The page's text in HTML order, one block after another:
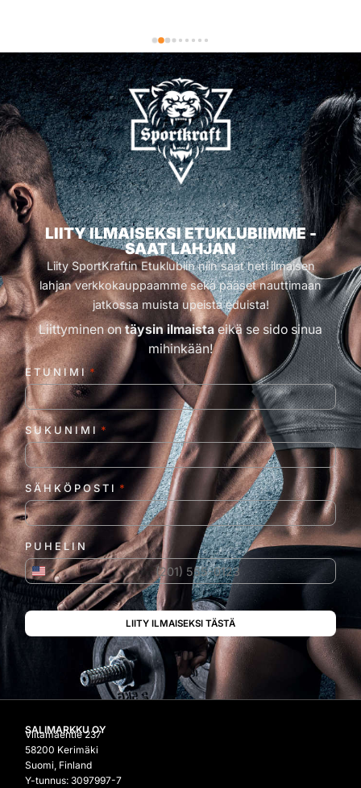
LIITY ILMAISEKSI ETUKLUBIIMME -
SAAT LAHJAN
Liity SportKraftin Etuklubiin niin saat heti ilmaisen
lahjan verkkokauppaamme sekä pääset nauttimaan
jatkossa muista upeista eduista!
Liittyminen ontäysin ilmaistaeikä se sido sinua
mihinkään!
ETUNIMI *
SUKUNIMI *
SÄHKÖPOSTI *
PUHELIN
Yhdysvallat +1
SALIMARKKU OY
Viitamäentie 237
58200 Kerimäki
Suomi, Finland
Y-tunnus: 3097997-7